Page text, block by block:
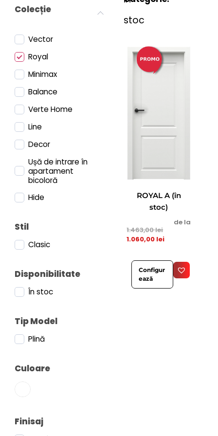
Colecție
Vector
Royal
Minimax
Balance
Verte Home
Line
Decor
Ușă de intrare în
apartament
bicoloră
Hide
Stil
Clasic
Disponibilitate
În stoc
Tip Model
Plină
Culoare
Finisaj
stoc
ROYAL A (în
stoc)
de la
1.463,00lei
1.060,00 lei
Configur
ează